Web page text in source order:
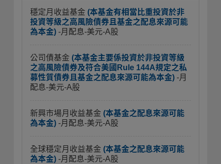
穩定月收益基金 (本基金有相當比重投資於非
投資等級之高風險債券且基金之配息來源可能
為本金) -月配息-美元-A股
公司債基金 (本基金主要係投資於非投資等級
之高風險債券及符合美國Rule 144A規定之私
募性質債券且基金之配息來源可能為本金) -月
配息-美元-A股
新興市場月收益基金 (本基金之配息來源可能
為本金) -月配息-美元-A股
全球穩定月收益基金 (本基金之配息來源可能
為本金) -月配息-美元-A股